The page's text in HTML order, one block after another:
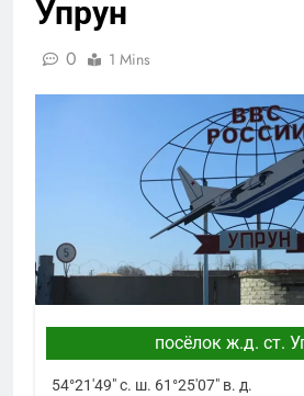
Упрун
0 1 Mins
посёлок ж.д. ст.
54°21′49″ с. ш. 61°25′07″ в. д.